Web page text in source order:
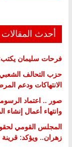
أحدث المقالات
فرحات سليمان
حزب التحالف
الانتهاكات ودعم
صور .. اعتماد
وانتهاء أعمال إنشاء
المجلس القومي
زهران.. ويؤكد: